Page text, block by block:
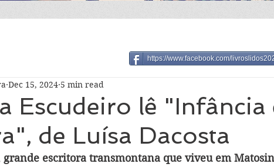
Escudeiro lê "Infância
de Luísa Dacosta
Dec 15, 2024 5 min read
grande escritora transmontana que viveu em
https://www.facebook.com/